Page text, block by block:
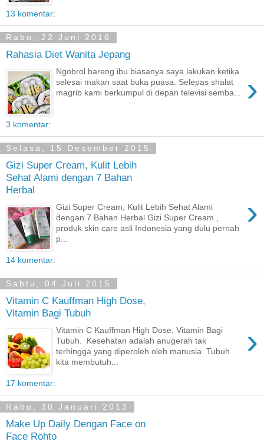
13 komentar:
Rabu, 22 Juni 2016
Rahasia Diet Wanita Jepang
›
Ngobrol bareng ibu biasanya saya lakukan ketika
selesai makan saat buka puasa. Selepas shalat
magrib kami berkumpul di depan televisi semba...
3 komentar:
Selasa, 15 Desember 2015
Gizi Super Cream, Kulit Lebih
Sehat Alami dengan 7 Bahan
Herbal
›
Gizi Super Cream, Kulit Lebih Sehat Alami
dengan 7 Bahan Herbal Gizi Super Cream ,
produk skin care asli Indonesia yang dulu pernah
p...
14 komentar:
Sabtu, 04 Juli 2015
Vitamin C Kauffman High Dose,
Vitamin Bagi Tubuh
›
Vitamin C Kauffman High Dose, Vitamin Bagi
Tubuh. Kesehatan adalah anugerah tak
terhingga yang diperoleh oleh manusia. Tubuh
kita membutuh...
17 komentar:
Rabu, 30 Januari 2013
Make Up Daily Dengan Face on
Face Rohto